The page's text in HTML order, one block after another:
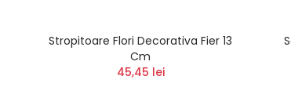
Stropitoare Flori Decorativa Fier 13
Cm
45,45 lei